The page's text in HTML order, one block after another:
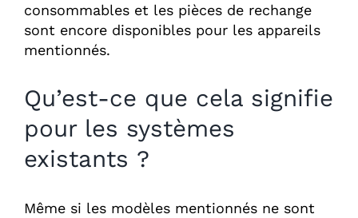
consommables et les pièces de rechange
sont encore disponibles pour les appareils
mentionnés.
Qu’est-ce que cela signifie
pour les systèmes
existants ?
Même si les modèles mentionnés ne sont